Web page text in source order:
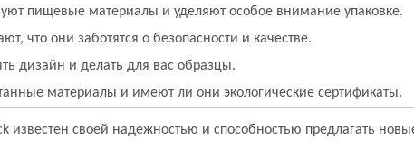
пищевые материалы и уделяют особое внимание упаковке.
что они заботятся о безопасности и качестве.
дизайн и делать для вас образцы.
материалы и имеют ли они экологические сертификаты.
известен своей надежностью и способностью предлагать